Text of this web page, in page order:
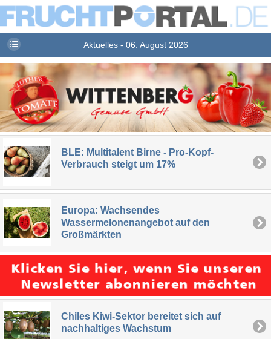
Aktuelles - 06. August 2026
BLE: Multitalent Birne - Pro-Kopf-
Verbrauch steigt um 17%
Europa: Wachsendes
Wassermelonenangebot auf den
Großmärkten
Chiles Kiwi-Sektor bereitet sich auf
nachhaltiges Wachstum